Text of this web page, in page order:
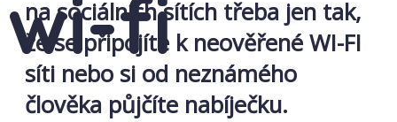
wi-fi
na sociálních sítích třeba jen tak,
že se připojíte k neověřené WI-FI
síti nebo si od neznámého
člověka půjčíte nabíječku.